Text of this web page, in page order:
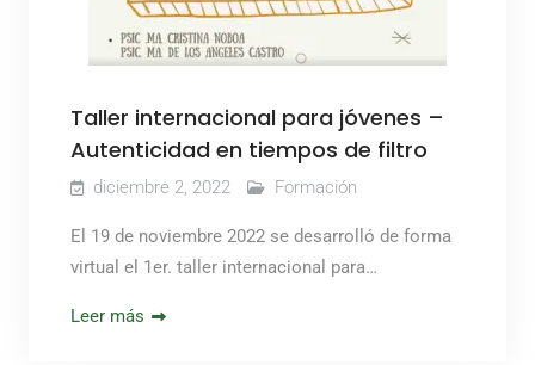
Taller internacional para jóvenes –
Autenticidad en tiempos de filtro
diciembre 2, 2022 Formación
El 19 de noviembre 2022 se desarrolló de forma
virtual el 1er. taller internacional para…
Leer más